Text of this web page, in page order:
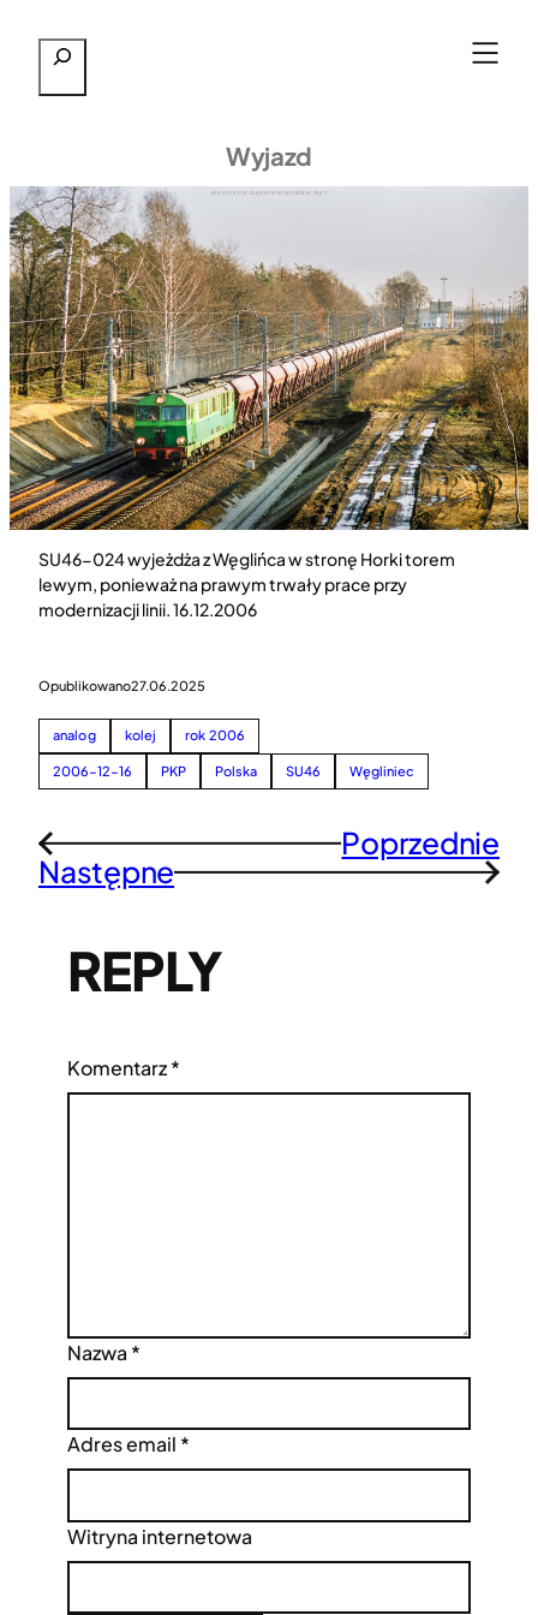
treści
Szukaj
Wyjazd
SU46-024 wyjeżdża z Węglińca w stronę Horki torem
lewym, ponieważ na prawym trwały prace przy
modernizacji linii. 16.12.2006
Opublikowano27.06.2025
analog kolej rok 2006
2006-12-16 PKP Polska SU46 Węgliniec
← Poprzednie
Następne →
REPLY
Komentarz*
Nazwa *
Adres email *
Witryna internetowa